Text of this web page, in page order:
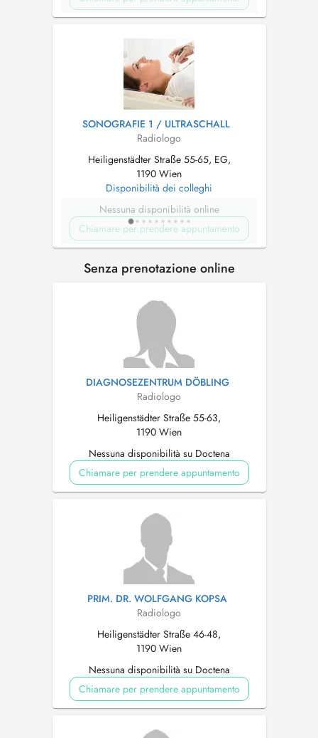
SONOGRAFIE 1 / ULTRASCHALL
Radiologo
Heiligenstädter Straße 55-65, EG,
1190 Wien
Disponibilità dei colleghi
Nessuna disponibilità online
Chiamare per prendere appuntamento
Senza prenotazione online
DIAGNOSEZENTRUM DÖBLING
Radiologo
Heiligenstädter Straße 55-63,
1190 Wien
Nessuna disponibilità su Doctena
Chiamare per prendere appuntamento
PRIM. DR. WOLFGANG KOPSA
Radiologo
Heiligenstädter Straße 46-48,
1190 Wien
Nessuna disponibilità su Doctena
Chiamare per prendere appuntamento